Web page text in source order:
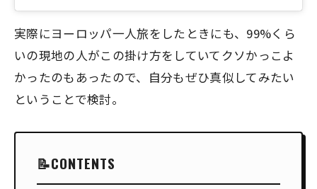
実際にヨーロッパ一人旅をしたときにも、99%くら
いの現地の人がこの掛け方をしていてクソかっこよ
かったのもあったので、自分もぜひ真似してみたい
ということで検討。
CONTENTS